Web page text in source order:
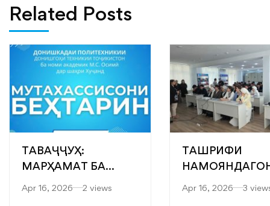
Related Posts
ТАВАҶҶУҲ:
МАРҲАМАТ БА
“МУТАХАССИСОНИ
Apr 16, 2026 2 views
ТАШРИФИ
ФАКУЛТЕТҲОИ
Apr 16, 2026 3